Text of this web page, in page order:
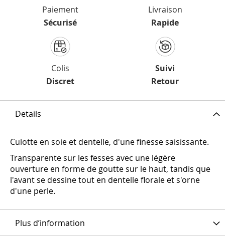
Paiement
Sécurisé
Livraison
Rapide
Colis
Discret
Suivi
Retour
Details
Culotte en soie et dentelle, d'une finesse saisissante.
Transparente sur les fesses avec une légère
ouverture en forme de goutte sur le haut, tandis que
l'avant se dessine tout en dentelle florale et s'orne
d'une perle.
Plus d’information